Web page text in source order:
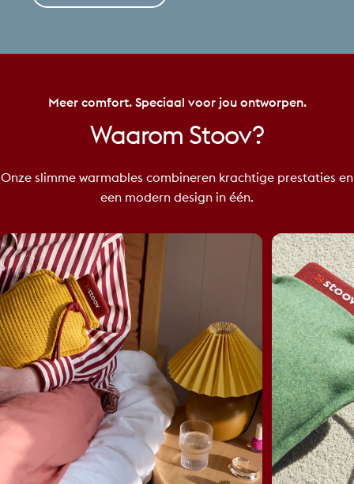
Meer comfort. Speciaal voor jou ontworpen.
Waarom Stoov?
Onze slimme warmables combineren krachtige prestaties en
een modern design in één.